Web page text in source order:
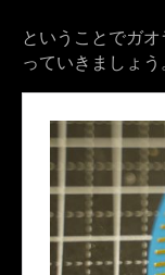
ということでガ
っていきましょう。